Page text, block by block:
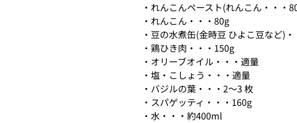
・れんこんペースト(れんこん・・
・れんこん・・・80g
・⾖の⽔煮⽸(⾦時⾖ ひよこ⾖など)
・鶏ひき⾁・・・150g
・オリーブオイル・・・適量
・塩・こしょう・・・適量
・バジルの葉・・・2～3 枚
・スパゲッティ・・・160g
・⽔・・・約400ml